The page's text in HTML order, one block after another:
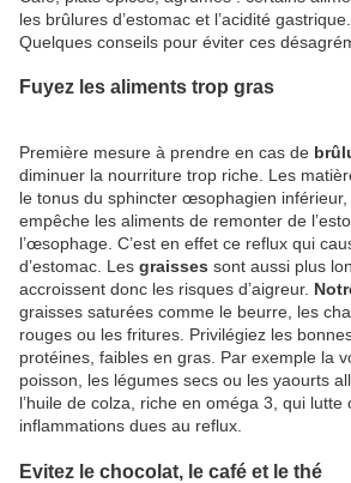
les brûlures d’estomac et l’acidité gastrique.
Quelques conseils pour éviter ces
Fuyez les aliments trop gras
Première mesure à prendre en cas de
diminuer la nourriture trop riche. Les
le tonus du sphincter œsophagien
empêche les aliments de remonter de
l’œsophage. C’est en effet ce reflux qui
d’estomac. Les graisses sont aussi plus
accroissent donc les risques d’aigreur.
graisses saturées comme le beurre, les
rouges ou les fritures. Privilégiez les
protéines, faibles en gras. Par exemple la
poisson, les légumes secs ou les yaourts
l’huile de colza, riche en oméga 3, qui lutte
inflammations dues au reflux.
Evitez le chocolat, le café et le thé